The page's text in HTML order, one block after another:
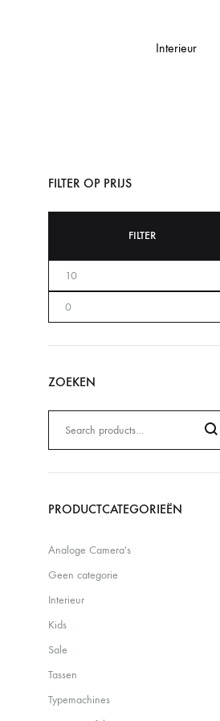
Interieur
FILTER OP PRIJS
FILTER
ZOEKEN
naar:
PRODUCTCATEGORIEËN
Analoge Camera's
Geen categorie
Interieur
Kids
Sale
Tassen
Typemachines